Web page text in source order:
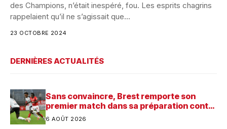
des Champions, n’était inespéré, fou. Les esprits chagrins
rappelaient qu’il ne s’agissait que...
23 OCTOBRE 2024
DERNIÈRES ACTUALITÉS
Sans convaincre, Brest remporte son
premier match dans sa préparation contre
Saint-Brieuc
6 AOÛT 2026